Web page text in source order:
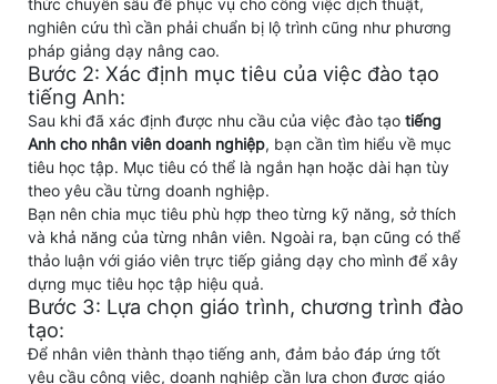
thức chuyên sâu để phục vụ cho công việc dịch thuật,
nghiên cứu thì cần phải chuẩn bị lộ trình cũng như phương
pháp giảng dạy nâng cao.
Bước 2: Xác định mục tiêu của việc đào tạo
tiếng Anh:
Sau khi đã xác định được nhu cầu của việc đào tạo tiếng
Anh cho nhân viên doanh nghiệp, bạn cần tìm hiểu về mục
tiêu học tập. Mục tiêu có thể là ngắn hạn hoặc dài hạn tùy
theo yêu cầu từng doanh nghiệp.
Bạn nên chia mục tiêu phù hợp theo từng kỹ năng, sở thích
và khả năng của từng nhân viên. Ngoài ra, bạn cũng có thể
thảo luận với giáo viên trực tiếp giảng dạy cho mình để xây
dựng mục tiêu học tập hiệu quả.
Bước 3: Lựa chọn giáo trình, chương trình đào
tạo:
Để nhân viên thành thạo tiếng anh, đảm bảo đáp ứng tốt
yêu cầu công việc, doanh nghiệp cần lựa chọn được giáo